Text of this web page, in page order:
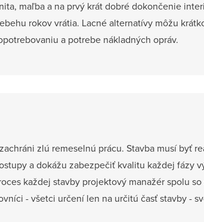
maľba a na prvý krát dobré dokončenie
rokov vrátia. Lacné alternatívy môžu
a potrebe nákladných opráv.
zlú remeselnú prácu. Stavba musí byť
a dokážu zabezpečiť kvalitu každej fázy
každej stavby projektový manažér spolu
- všetci určení len na určitú časť stavby -